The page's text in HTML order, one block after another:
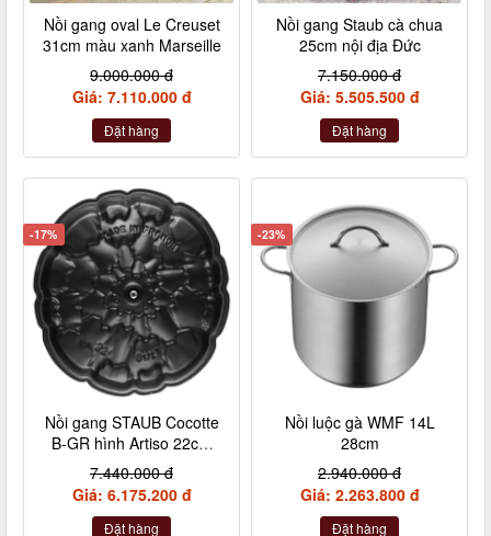
Nồi gang oval Le Creuset
31cm màu xanh Marseille
9.000.000 đ
Giá: 7.110.000 đ
Đặt hàng
Nồi gang Staub cà chua
25cm nội địa Đức
7.150.000 đ
Giá: 5.505.500 đ
Đặt hàng
-17%
Nồi gang STAUB Cocotte
B-GR hình Artiso 22cm
màu xanh lá
7.440.000 đ
Giá: 6.175.200 đ
Đặt hàng
-23%
Nồi luộc gà WMF 14L
28cm
2.940.000 đ
Giá: 2.263.800 đ
Đặt hàng